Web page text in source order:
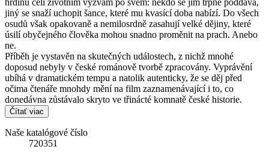
hrdinů čelí životním výzvám po svém: někdo se jim trpně poddává,
jiný se snaží uchopit šance, které mu kvasící doba nabízí. Do všech
osudů však opakovaně a nemilosrdně zasahují velké dějiny, které
úsilí obyčejného člověka mohou snadno proměnit na prach. Anebo
ne.
Příběh je vystavěn na skutečných událostech, z nichž mnohé
doposud nebyly v české románově tvorbě zpracovány. Vyprávění
ubíhá v dramatickém tempu a natolik autenticky, že se děj před
očima čtenáře mnohdy mění na film zaznamenávající i to, co
donedávna zůstávalo skryto ve třinácté komnatě české historie.
Čítať viac
Naše katalógové číslo
720351